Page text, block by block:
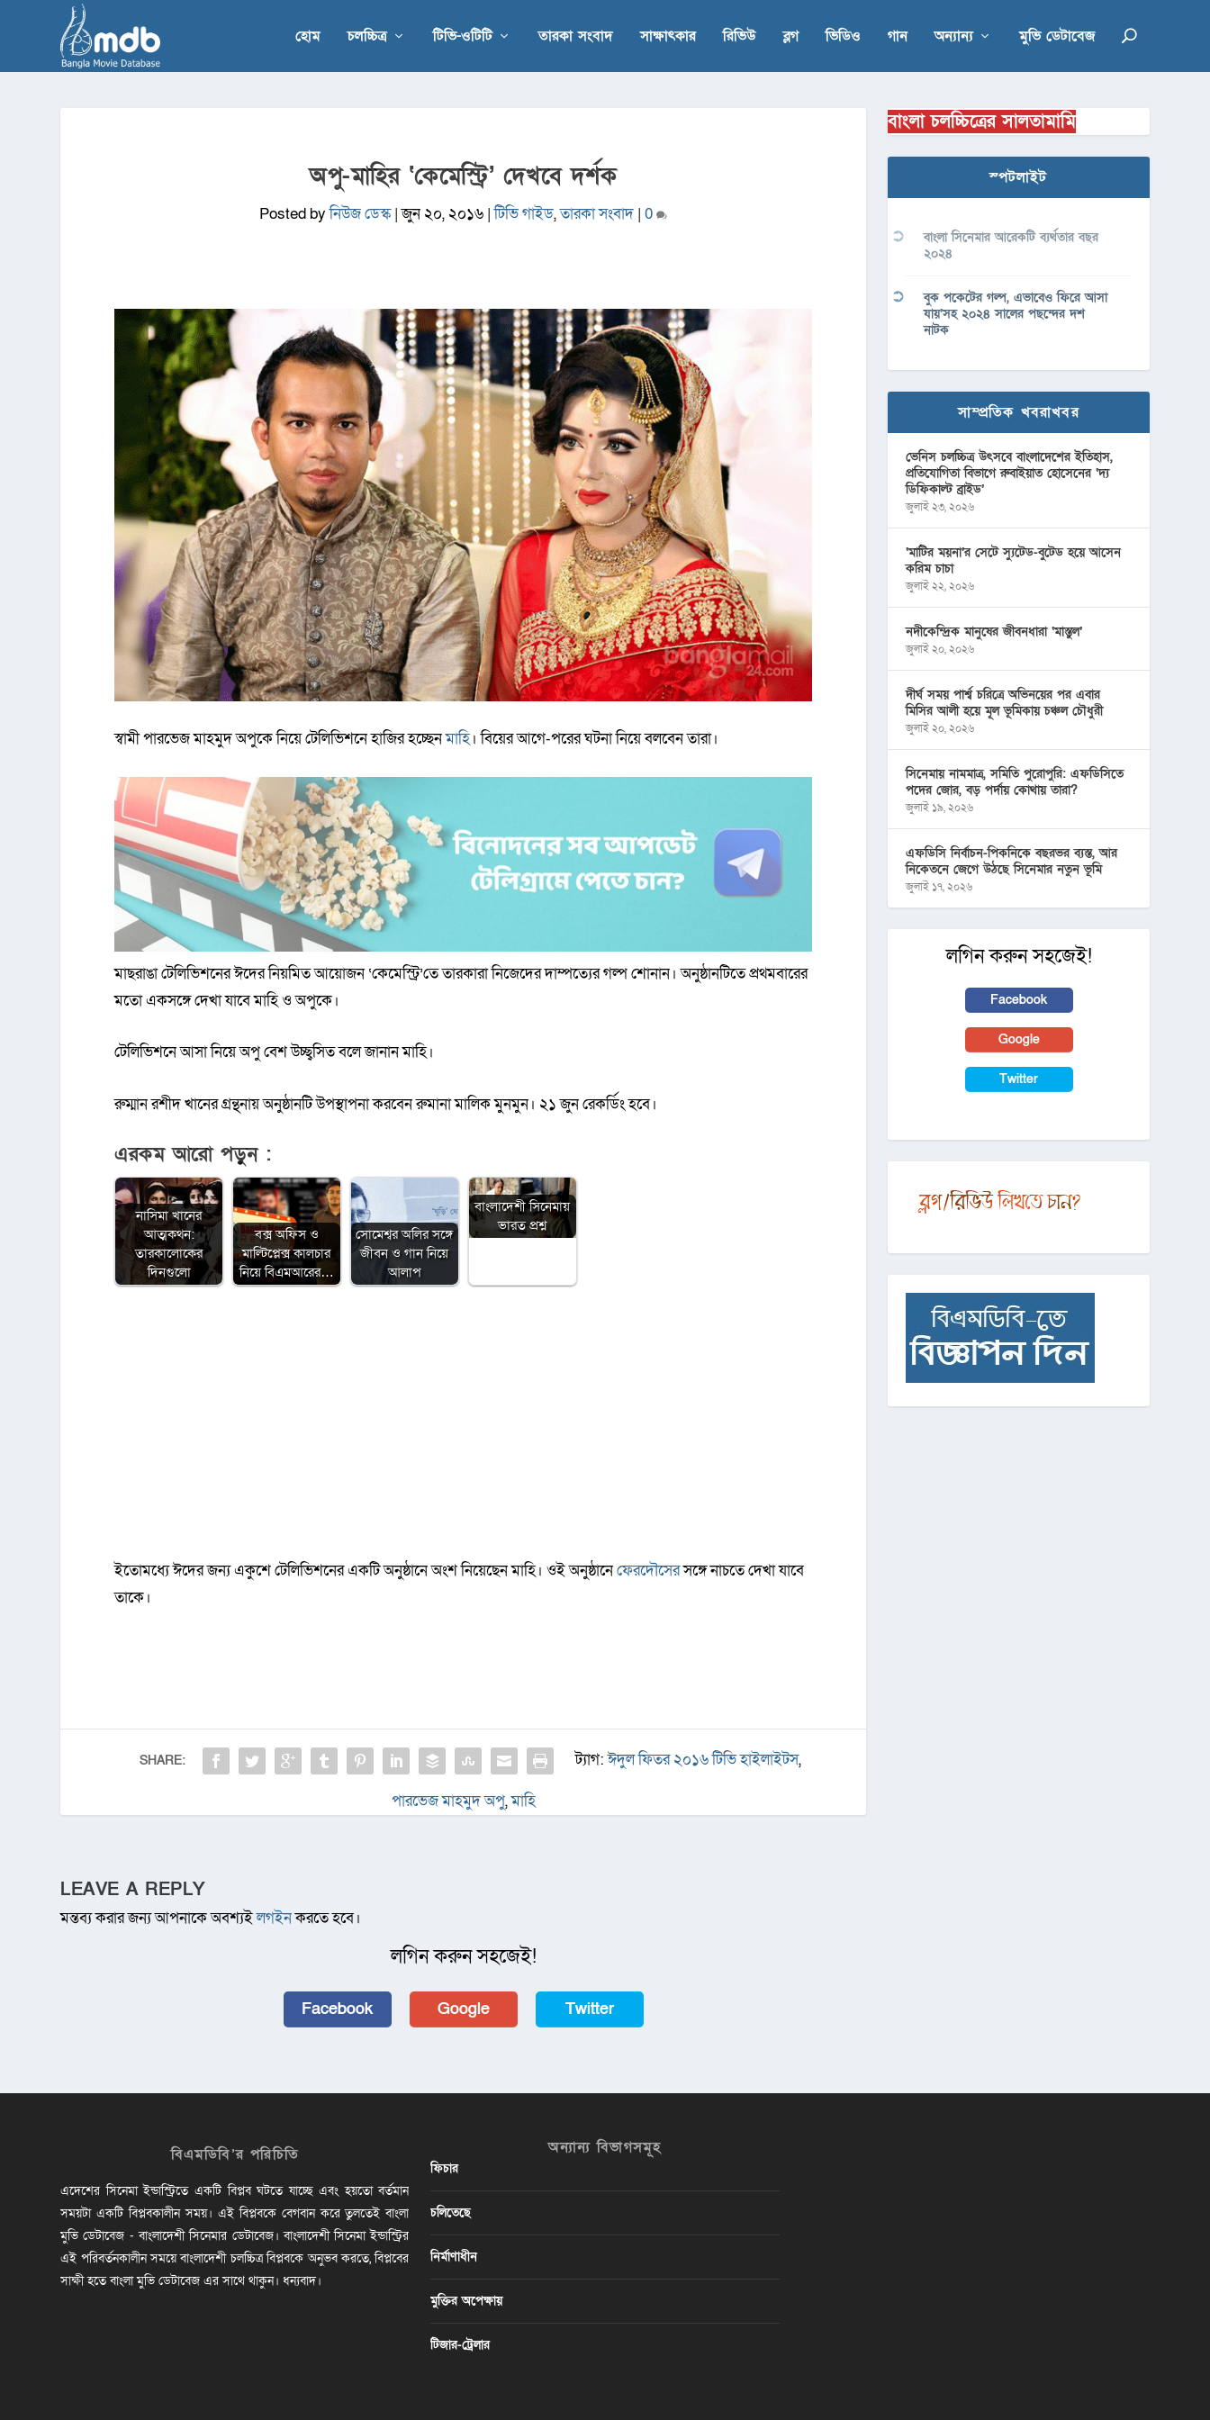
হোম চলচ্চিত্র টিভি-ওটিটি তারকা সংবাদ সাক্ষাৎকার রিভিউ ব্লগ ভিডিও গান অন্যান্য মুভি ডেটাবেজ
অপু-মাহির ‘কেমেস্ট্রি’ দেখবে দর্শক
Posted byনিউজ ডেস্ক|জুন ২০, ২০১৬ |টিভি গাইড,তারকা সংবাদ |0
স্বামী পারভেজ মাহমুদ অপুকে নিয়ে টেলিভিশনে হাজির হচ্ছেনমাহি। বিয়ের আগে-পরের ঘটনা নিয়ে বলবেন তারা।
মাছরাঙা টেলিভিশনের ঈদের নিয়মিত আয়োজন ‘কেমেস্ট্রি’তে তারকারা নিজেদের দাম্পত্যের গল্প শোনান। অনুষ্ঠানটিতে প্রথমবারের
মতো একসঙ্গে দেখা যাবে মাহি ও অপুকে।
টেলিভিশনে আসা নিয়ে অপু বেশ উচ্ছ্বসিত বলে জানান মাহি।
রুম্মান রশীদ খানের গ্রন্থনায় অনুষ্ঠানটি উপস্থাপনা করবেন রুমানা মালিক মুনমুন। ২১ জুন রেকর্ডিং হবে।
এরকম আরো পড়ুন :
নাসিমা খানের
আত্মকথন:
তারকালোকের
দিনগুলো
বক্স অফিস ও
মাল্টিপ্লেক্স কালচার
নিয়ে বিএমআরের…
সোমেশ্বর অলির সঙ্গে
জীবন ও গান নিয়ে
আলাপ
বাংলাদেশী সিনেমায়
ভারত প্রশ্ন
ইতোমধ্যে ঈদের জন্য একুশে টেলিভিশনের একটি অনুষ্ঠানে অংশ নিয়েছেন মাহি। ওই অনুষ্ঠানেফেরদৌসেরসঙ্গে নাচতে দেখা যাবে
তাকে।
SHARE: ট্যাগ:ঈদুল ফিতর ২০১৬ টিভি হাইলাইটস,
পারভেজ মাহমুদ অপু,মাহি
LEAVE A REPLY
মন্তব্য করার জন্য আপনাকে অবশ্যইলগইনকরতে হবে।
লগিন করুন সহজেই!
Facebook Google Twitter
বাংলা চলচ্চিত্রের সালতামামি
স্পটলাইট
বাংলা সিনেমার আরেকটি ব্যর্থতার বছর
২০২৪
বুক পকেটের গল্প, এভাবেও ফিরে আসা
যায়’সহ ২০২৪ সালের পছন্দের দশ
নাটক
সাম্প্রতিক খবরাখবর
ভেনিস চলচ্চিত্র উৎসবে বাংলাদেশের ইতিহাস,
প্রতিযোগিতা বিভাগে রুবাইয়াত হোসেনের ‘দ্য
ডিফিকাল্ট ব্রাইড’
জুলাই ২৩, ২০২৬
‘মাটির ময়না’র সেটে স্যুটেড-বুটেড হয়ে আসেন
করিম চাচা
জুলাই ২২, ২০২৬
নদীকেন্দ্রিক মানুষের জীবনধারা ‘মাস্তুল’
জুলাই ২০, ২০২৬
দীর্ঘ সময় পার্শ্ব চরিত্রে অভিনয়ের পর এবার
মিসির আলী হয়ে মূল ভূমিকায় চঞ্চল চৌধুরী
জুলাই ২০, ২০২৬
সিনেমায় নামমাত্র, সমিতি পুরোপুরি: এফডিসিতে
পদের জোর, বড় পর্দায় কোথায় তারা?
জুলাই ১৯, ২০২৬
এফডিসি নির্বাচন-পিকনিকে বছরভর ব্যস্ত, আর
নিকেতনে জেগে উঠছে সিনেমার নতুন ভূমি
জুলাই ১৭, ২০২৬
লগিন করুন সহজেই!
Facebook
Google
Twitter
বিএমডিবি’র পরিচিতি
এদেশের সিনেমা ইন্ডাস্ট্রিতে একটি বিপ্লব ঘটতে যাচ্ছে এবং হয়তো বর্তমান
সময়টা একটি বিপ্লবকালীন সময়। এই বিপ্লবকে বেগবান করে তুলতেই বাংলা
মুভি ডেটাবেজ - বাংলাদেশী সিনেমার ডেটাবেজ। বাংলাদেশী সিনেমা ইন্ডাস্ট্রির
এই পরিবর্তনকালীন সময়ে বাংলাদেশী চলচ্চিত্র বিপ্লবকে অনুভব করতে, বিপ্লবের
সাক্ষী হতে বাংলা মুভি ডেটাবেজ এর সাথে থাকুন। ধন্যবাদ।
অন্যান্য বিভাগসমূহ
ফিচার
চলিতেছে
নির্মাণাধীন
মুক্তির অপেক্ষায়
টিজার-ট্রেলার